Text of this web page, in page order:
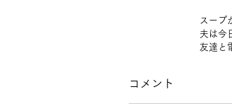
スープ
夫は今
友達と
コメント